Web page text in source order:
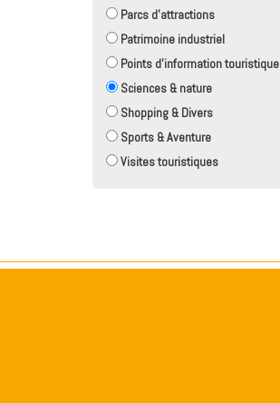
Parcs d'attractions
Patrimoine industriel
Points d'information touristique
Sciences & nature
Shopping & Divers
Sports & Aventure
Visites touristiques